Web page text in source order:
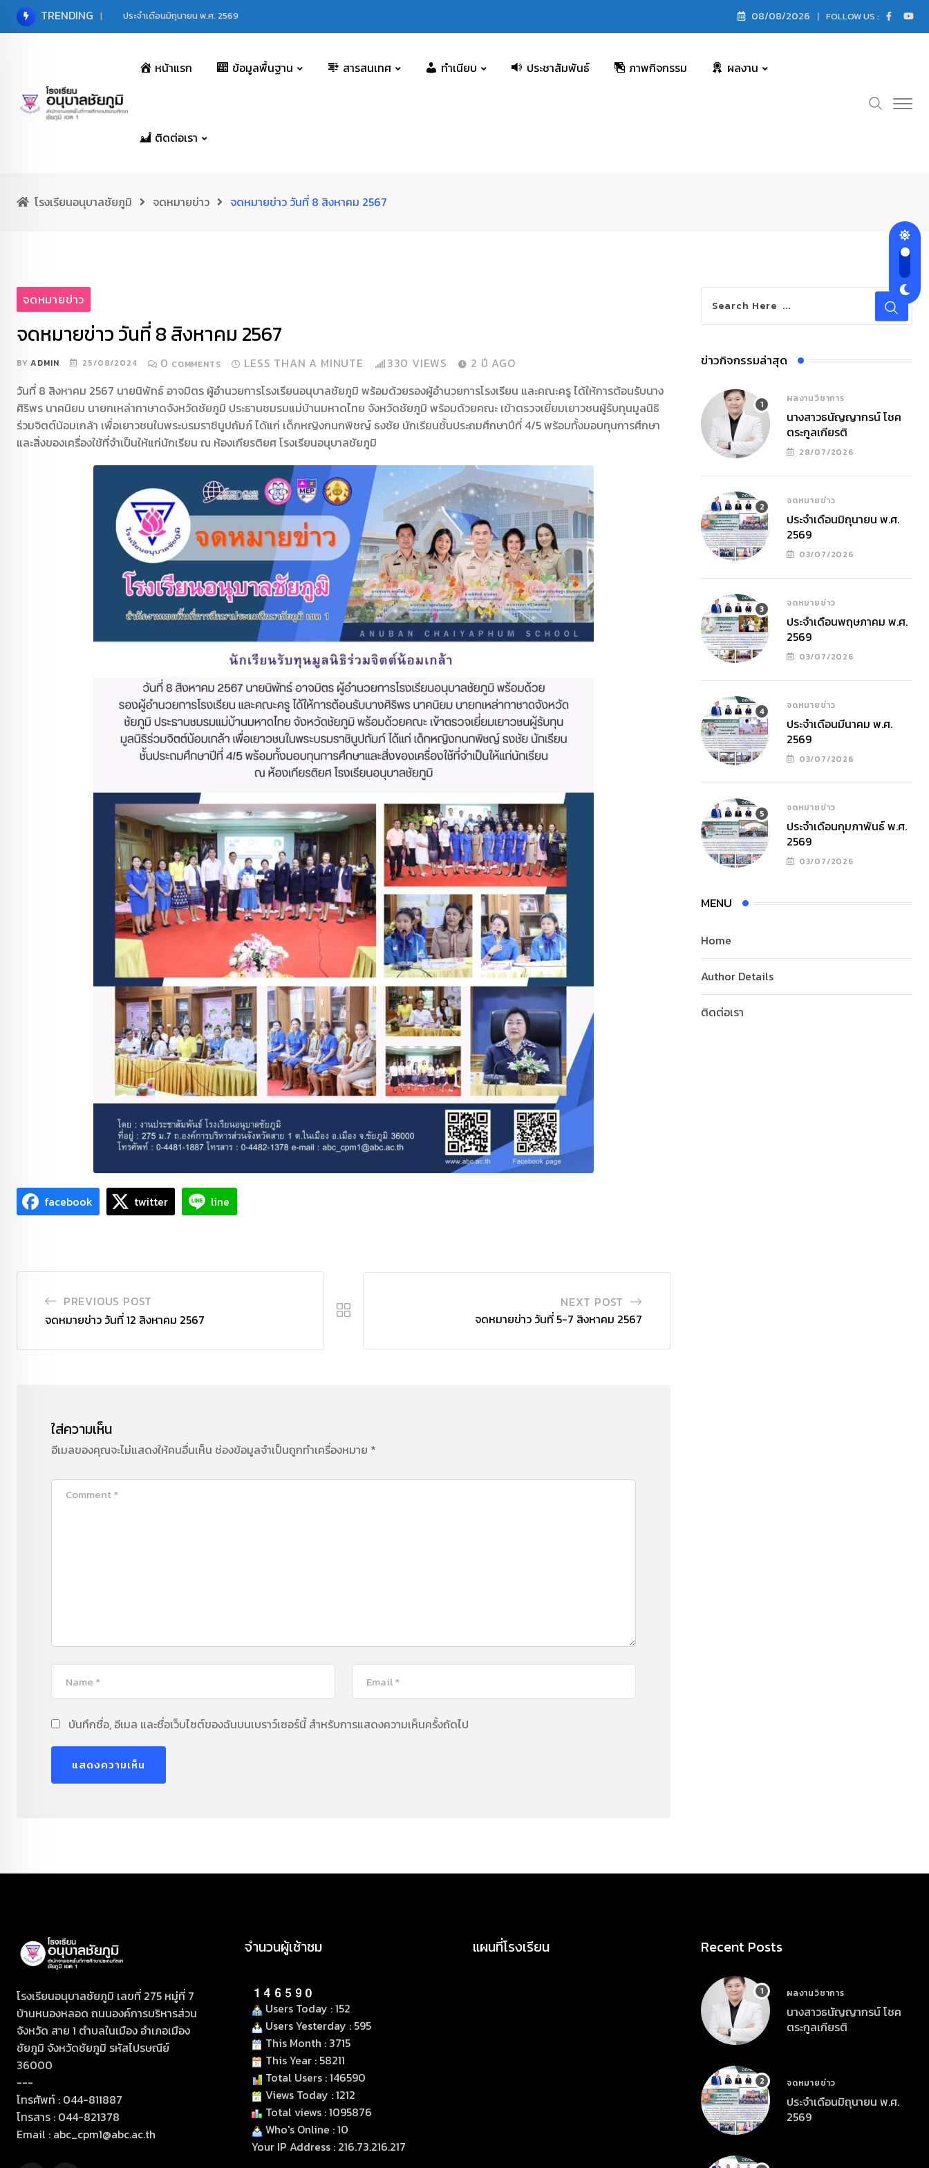
Skip
TRENDING ประจำเดือนมิถุนายน พ.ศ. 2569 08/08/2026 FOLLOW US :
หน้าแรก ข้อมูลพื้นฐาน สารสนเทศ ทำเนียบ ประชาสัมพันธ์ ภาพกิจกรรม ผลงาน
ติดต่อเรา
โรงเรียนอนุบาลชัยภูมิ จดหมายข่าว จดหมายข่าว วันที่ 8 สิงหาคม 2567
จดหมายข่าว
จดหมายข่าว วันที่ 8 สิงหาคม 2567
BYADMIN 25/08/2024 0 COMMENTS LESS THAN A MINUTE 330 VIEWS
2 ปี AGO
วันที่ 8 สิงหาคม 2567 นายนิพัทธ์ อาจมิตร ผู้อำนวยการโรงเรียนอนุบาลชัยภูมิ พร้อมด้วยรองผู้อำนวยการโรงเรียน และคณะครู ได้ให้การต้อนรับนาง
ศิริพร นาคนิยม นายกเหล่ากาษาดจังหวัดชัยภูมิ ประธานชมรมแม่บ้านมหาดไทย จังหวัดชัยภูมิ พร้อมด้วยคณะ เข้าตรวจเยี่ยมเยาวชนผู้รับทุนมูลนิธิ
ร่วมจิตต์น้อมเกล้า เพื่อเยาวชนในพระบรมราชินูปถัมภ์ ได้แก่ เด็กหญิงกนกพิชญ์ ธงชัย นักเรียนชั้นประถมศึกษาปีที่ 4/5 พร้อมทั้งมอบทุนการศึกษา
และสิ่งของเครื่องใช้ที่จำเป็นให้แก่นักเรียน ณ ห้องเกียรติยศ โรงเรียนอนุบาลชัยภูมิ
facebook twitter line
PREVIOUS POST
จดหมายข่าว วันที่ 12 สิงหาคม 2567
NEXT POST
จดหมายข่าว วันที่ 5-7 สิงหาคม 2567
ใส่ความเห็น
อีเมลของคุณจะไม่แสดงให้คนอื่นเห็น ช่องข้อมูลจำเป็นถูกทำเครื่องหมาย *
บันทึกชื่อ, อีเมล และชื่อเว็บไซต์ของฉันบนเบราว์เซอร์นี้ สำหรับการแสดงความเห็นครั้งถัดไป
ข่าวกิจกรรมล่าสุด
ผลงานวิชาการ
นางสาวธนัญญากรน์ โชค
ตระกูลเกียรติ
28/07/2026
จดหมายข่าว
ประจำเดือนมิถุนายน พ.ศ.
2569
03/07/2026
จดหมายข่าว
ประจำเดือนพฤษภาคม พ.ศ.
2569
03/07/2026
จดหมายข่าว
ประจำเดือนมีนาคม พ.ศ.
2569
03/07/2026
จดหมายข่าว
ประจำเดือนกุมภาพันธ์ พ.ศ.
2569
03/07/2026
MENU
Home
Author Details
ติดต่อเรา
โรงเรียนอนุบาลชัยภูมิ เลขที่ 275 หมู่ที่ 7
บ้านหนองหลอด ถนนองค์การบริหารส่วน
จังหวัด สาย 1 ตำบลในเมือง อำเภอเมือง
ชัยภูมิ จังหวัดชัยภูมิ รหัสไปรษณีย์
36000
---
โทรศัพท์ : 044-811887
โทรสาร : 044-821378
Email : abc_cpm1@abc.ac.th
จำนวนผู้เช้าชม
Users Today : 152
Users Yesterday : 595
This Month : 3715
This Year : 58211
Total Users : 146590
Views Today : 1212
Total views : 1095876
Who's Online : 10
Your IP Address : 216.73.216.217
แผนที่โรงเรียน Recent Posts
ผลงานวิชาการ
นางสาวธนัญญากรน์ โชค
ตระกูลเกียรติ
จดหมายข่าว
ประจำเดือนมิถุนายน พ.ศ.
2569